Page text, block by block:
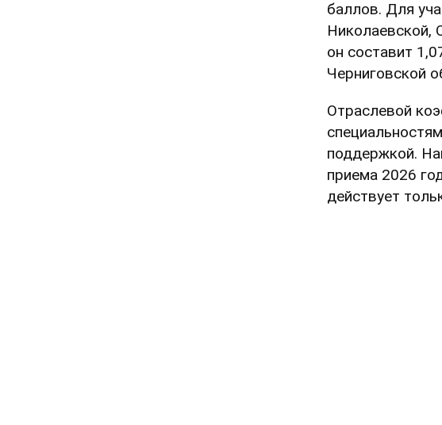
баллов. Для
Николаевской,
он составит
Черниговской
Отраслевой
поддержкой.
приема 2026
действует